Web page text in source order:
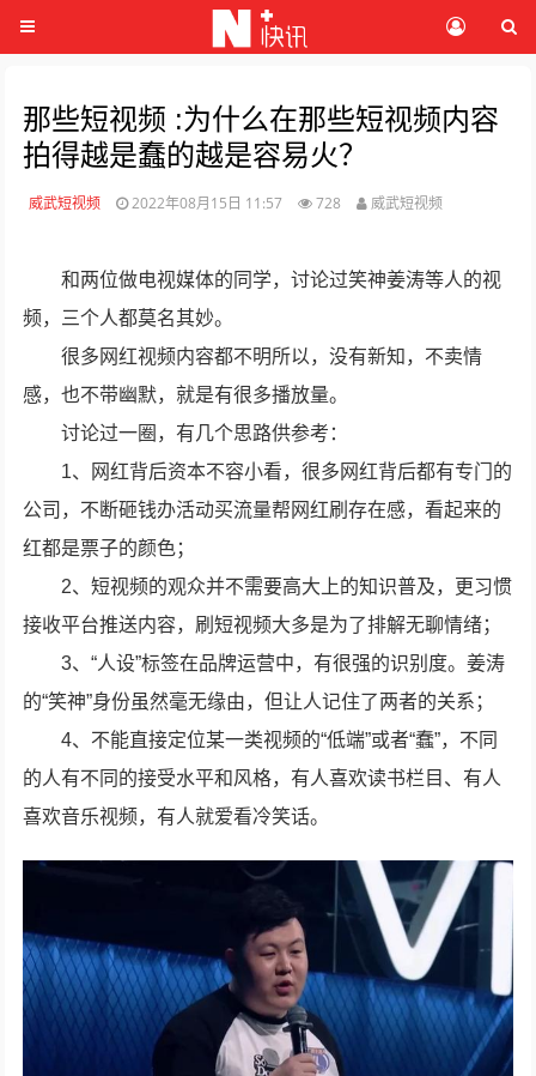
那些短视频 :为什么在那些短视频内容
拍得越是蠢的越是容易火？
威武短视频 2022年08月15日 11:57 728 威武短视频
和两位做电视媒体的同学，讨论过笑神姜涛等人的视
频，三个人都莫名其妙。
很多网红视频内容都不明所以，没有新知，不卖情
感，也不带幽默，就是有很多播放量。
讨论过一圈，有几个思路供参考：
1、网红背后资本不容小看，很多网红背后都有专门的
公司，不断砸钱办活动买流量帮网红刷存在感，看起来的
红都是票子的颜色；
2、短视频的观众并不需要高大上的知识普及，更习惯
接收平台推送内容，刷短视频大多是为了排解无聊情绪；
3、“人设”标签在品牌运营中，有很强的识别度。姜涛
的“笑神”身份虽然毫无缘由，但让人记住了两者的关系；
4、不能直接定位某一类视频的“低端”或者“蠢”，不同
的人有不同的接受水平和风格，有人喜欢读书栏目、有人
喜欢音乐视频，有人就爱看冷笑话。